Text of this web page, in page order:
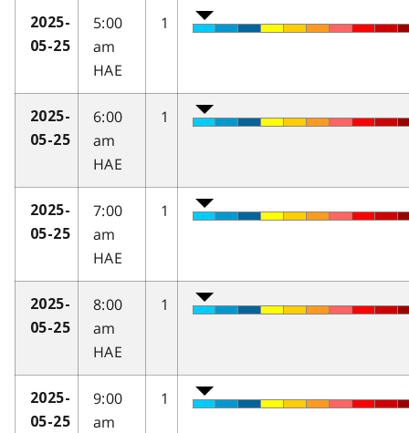
2025-
05-25
5:00
am
HAE
1
2025-
05-25
6:00
am
HAE
1
2025-
05-25
7:00
am
HAE
1
2025-
05-25
8:00
am
HAE
1
2025-
05-25
9:00
am
1